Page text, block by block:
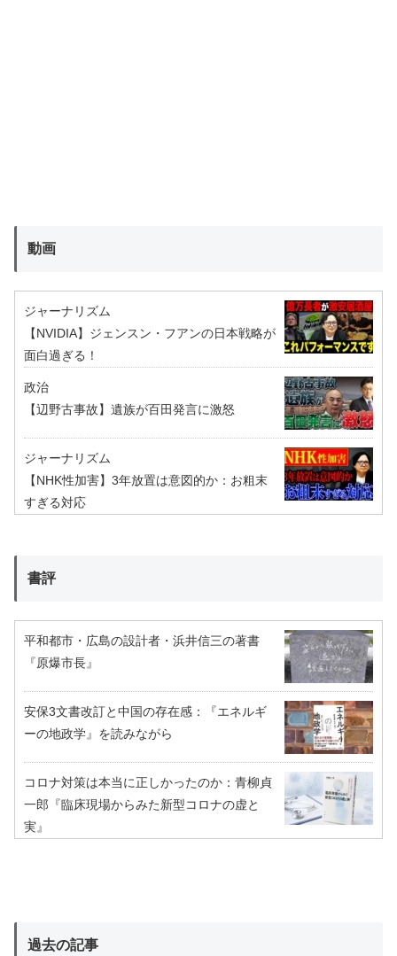
動画
ジャーナリズム
【NVIDIA】ジェンスン・フアンの日本戦略が
面白過ぎる！
政治
【辺野古事故】遺族が百田発言に激怒
ジャーナリズム
【NHK性加害】3年放置は意図的か：お粗末
すぎる対応
書評
平和都市・広島の設計者・浜井信三の著書
『原爆市長』
安保3文書改訂と中国の存在感：『エネルギ
ーの地政学』を読みながら
コロナ対策は本当に正しかったのか：青柳貞
一郎『臨床現場からみた新型コロナの虚と
実』
過去の記事